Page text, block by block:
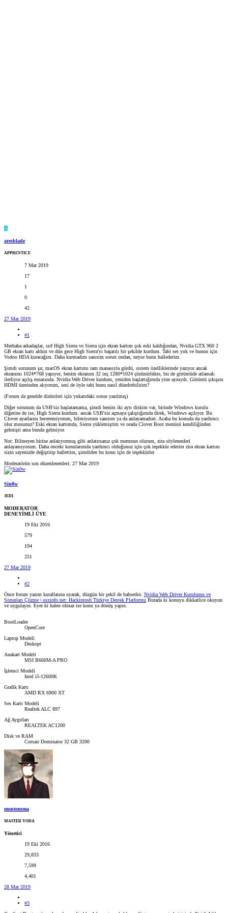
A
aresblade
APPRENTICE
7 Mar 2019
17
1
0
42
27 Mar 2019
#1
Merhaba arkadaşlar, sırf High Sierra ve Sierra için ekran kartım çok eski kaldığından, Nvidia GTX 960 2
GB ekran kartı aldım ve dün gece High Sierra'yı başarılı bir şekilde kurdum. Tabi ses yok ve bunun için
Vodoo HDA kuracağım. Daha kurmadım sanırım sorun ondan, neyse bunu hallederim.
Şimdi sorunum şu; macOS ekran kartımı tam manasıyla gördü, sistem özelliklerinde yazıyor ancak
ekranımı 1024*768 yapıyor, benim ekranım 32 inç 1280*1024 çözünürlükte, bir de görüntüde atlamalı
ilerliyor açılış esnasında. Nvidia Web Driver kurdum, yeniden başlattığımda yine aynıydı. Görüntü çıkışını
HDMI üzerinden alıyorum, sesi de öyle tabi bunu nasıl düzeltebilirim?
(Forum da genelde dizüstleri için yukarıdaki sorun yazılmış)
Diğer sorunum da USB'siz başlatamama, şimdi benim iki ayrı diskim var, birinde Windows kurulu
diğerine de ise, High Sierra kurdum. ancak USB'siz açmaya çalıştığımda direk, Windows açılıyor. Bu
Clover ayarlarını beceremiyorum, bilmiyorum sanırım ya da anlayamadım. Acaba bu konuda da yardımcı
olur musunuz? Eski ekran kartımda, Sierra yüklemiştim ve orada Clover Boot menüsü kendiliğinden
gelmişti ama bunda gelmiyor.
Not: Bilmeyen birine anlatıyormuş gibi anlatırsanız çok memnun olurum, zira söylenenleri
anlayamıyorum. Daha önceki konularımda yardımcı olduğunuz için çok teşekkür ederim zira ekran kartını
sizin sayenizde değiştirip hallettim, şimdiden bu konu için de teşekkürler.
Moderatörün son düzenlenenleri: 27 Mar 2019
Sin0w
JEDI
MODERATOR
DENEYİMLİ ÜYE
19 Eki 2016
579
194
251
27 Mar 2019
#2
Önce forum yazım kurallarına uyarak, düzgün bir şekil de bahsedin. Nvidia Web Driver Kurulumu ve
Sorunları Çözme | osxinfo.net: Hackintosh Türkiye Destek Platformu Burada ki konuyu dikkatlice okuyun
ve uygulayın. Eyer ki halen olmaz ise konu ya dönüş yapın.
BootLoader
OpenCore
Laptop Modeli
Deskopt
Anakart Modeli
MSI B660M-A PRO
İşlemci Modeli
Intel i5-12600K
Grafik Kartı
AMD RX 6900 XT
Ses Kartı Modeli
Realtek ALC 897
Ağ Aygıtları
REALTEK AC1200
Disk ve RAM
Corsair Dominator 32 GB 3200
montezuma
MASTER YODA
Yönetici
19 Eki 2016
29,833
7,599
4,401
28 Mar 2019
#3